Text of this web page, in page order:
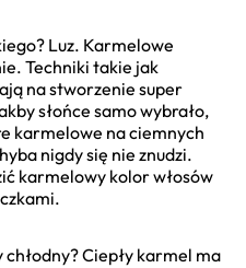
Luz. Karmelowe
Techniki takie jak
na stworzenie super
słońce samo wybrało,
karmelowe na ciemnych
nigdy się nie znudzi.
karmelowy kolor włosów
chłodny? Ciepły karmel ma